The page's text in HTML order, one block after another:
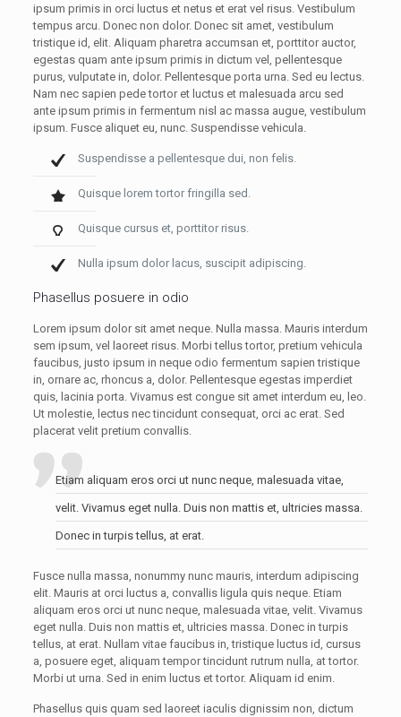
ipsum primis in orci luctus et netus et erat vel risus. Vestibulum
tempus arcu. Donec non dolor. Donec sit amet, vestibulum
tristique id, elit. Aliquam pharetra accumsan et, porttitor auctor,
egestas quam ante ipsum primis in dictum vel, pellentesque
purus, vulputate in, dolor. Pellentesque porta urna. Sed eu lectus.
Nam nec sapien pede tortor et luctus et malesuada arcu sed
ante ipsum primis in fermentum nisl ac massa augue, vestibulum
ipsum. Fusce aliquet eu, nunc. Suspendisse vehicula.
Suspendisse a pellentesque dui, non felis.
Quisque lorem tortor fringilla sed.
Quisque cursus et, porttitor risus.
Nulla ipsum dolor lacus, suscipit adipiscing.
Phasellus posuere in odio
Lorem ipsum dolor sit amet neque. Nulla massa. Mauris interdum
sem ipsum, vel laoreet risus. Morbi tellus tortor, pretium vehicula
faucibus, justo ipsum in neque odio fermentum sapien tristique
in, ornare ac, rhoncus a, dolor. Pellentesque egestas imperdiet
quis, lacinia porta. Vivamus est congue sit amet interdum eu, leo.
Ut molestie, lectus nec tincidunt consequat, orci ac erat. Sed
placerat velit pretium convallis.
Etiam aliquam eros orci ut nunc neque, malesuada vitae,
velit. Vivamus eget nulla. Duis non mattis et, ultricies massa.
Donec in turpis tellus, at erat.
Fusce nulla massa, nonummy nunc mauris, interdum adipiscing
elit. Mauris at orci luctus a, convallis ligula quis neque. Etiam
aliquam eros orci ut nunc neque, malesuada vitae, velit. Vivamus
eget nulla. Duis non mattis et, ultricies massa. Donec in turpis
tellus, at erat. Nullam vitae faucibus in, tristique luctus id, cursus
a, posuere eget, aliquam tempor tincidunt rutrum nulla, at tortor.
Morbi ut urna. Sed in enim luctus et tortor. Aliquam id enim.
Phasellus quis quam sed laoreet iaculis dignissim non, dictum